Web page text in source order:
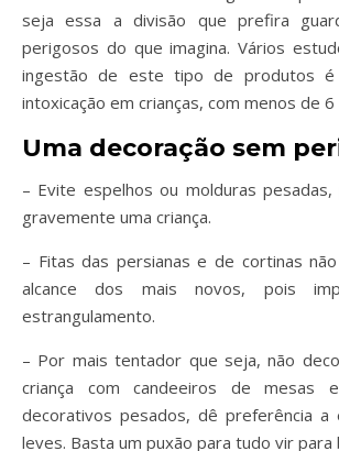
seja essa a divisão que prefira
perigosos do que imagina. Vários
ingestão de este tipo de produtos é
intoxicação em crianças, com menos de
Uma decoração sem
– Evite espelhos ou molduras
gravemente uma criança.
– Fitas das persianas e de cortinas
alcance dos mais novos, pois
estrangulamento.
– Por mais tentador que seja, não
criança com candeeiros de mesas
decorativos pesados, dê preferência a
leves. Basta um puxão para tudo vir para